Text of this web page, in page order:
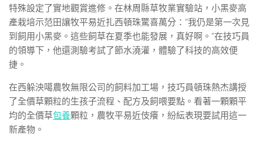
特殊設定了實地觀賞進修。在林周縣草牧業實驗站，小黑麥高
產栽培示范田讓牧平易近扎西頓珠驚喜萬分：“我仍是第一次見
到飼用小黑麥。這些飼草在夏季也能發展，真好啊。”在技巧員
的領導下，他還測驗考試了節水澆灌，體驗了科技的高效便
捷。
在西躲泱噶農牧無限公司的飼料加工場，技巧員頓珠熱杰講授
了全價草顆粒的生孩子流程、配方及飼喂要點。看著一顆顆平
均的全價草包養顆粒，農牧平易近伎癢，紛紜表現要試用這一
新產物。